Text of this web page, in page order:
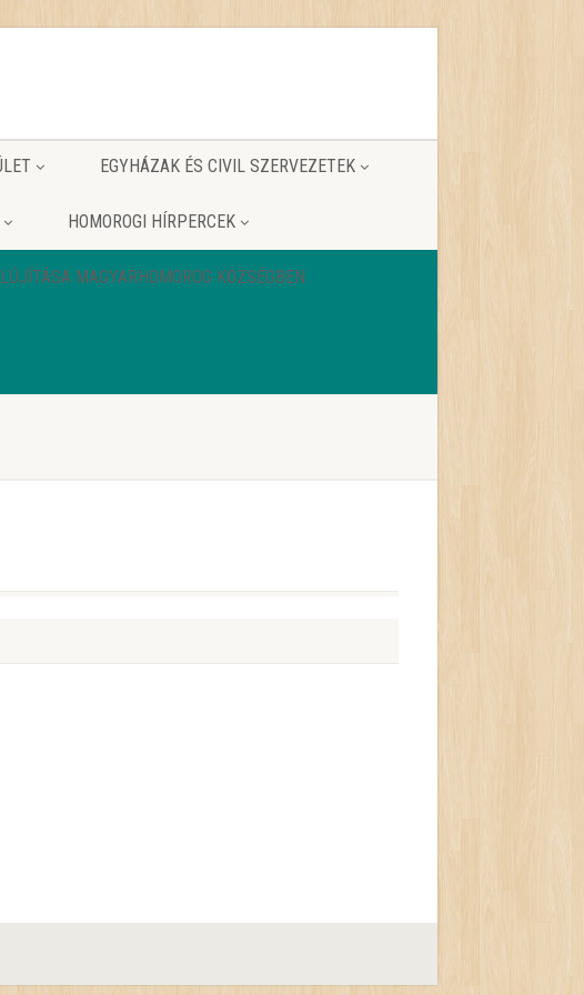
EGYHÁZAK ÉS CIVIL SZERVEZETEK
HOMOROGI HÍRPERCEK
MAGYARHOMOROG KÖZSÉGBEN